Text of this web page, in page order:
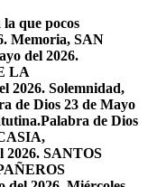
la que pocos
Memoria, SAN
del 2026.
LA
2026. Solemnidad,
de Dios 23 de Mayo
Palabra de Dios
2026. SANTOS